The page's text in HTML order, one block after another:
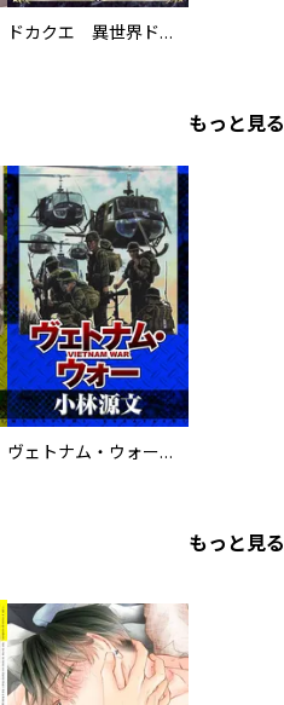
ドカクエ 異世界ドカコッククエスト
もっと見る
ヴェトナム・ウォー VIETNAM WAR
もっと見る